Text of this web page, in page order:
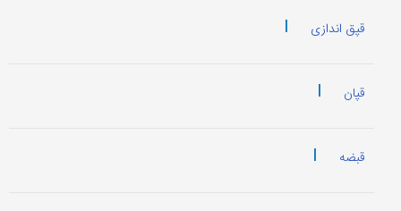
قپق اندازی |
قپان |
قبضه |